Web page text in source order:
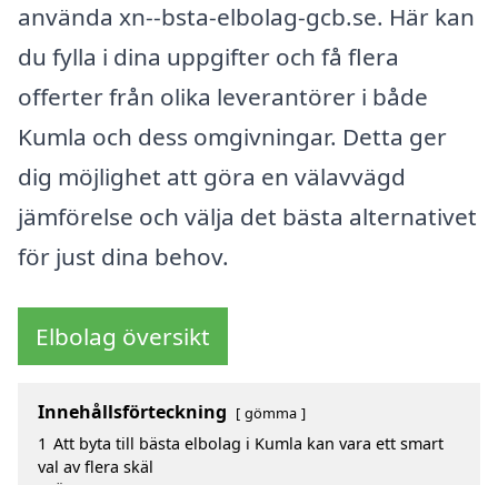
använda xn--bsta-elbolag-gcb.se. Här kan
du fylla i dina uppgifter och få flera
offerter från olika leverantörer i både
Kumla och dess omgivningar. Detta ger
dig möjlighet att göra en välavvägd
jämförelse och välja det bästa alternativet
för just dina behov.
Elbolag översikt
Innehållsförteckning gömma
1 Att byta till bästa elbolag i Kumla kan vara ett smart
val av flera skäl